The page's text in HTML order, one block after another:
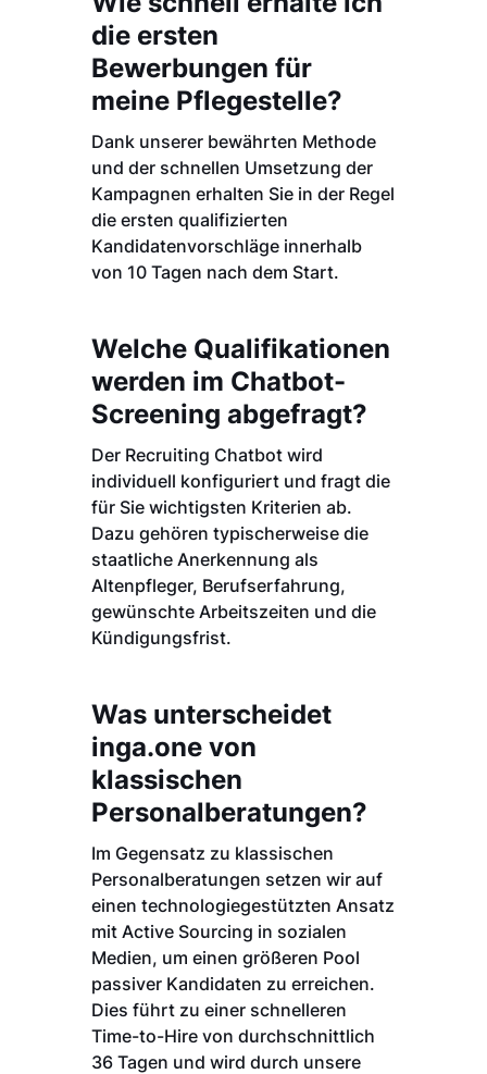
die ersten
Bewerbungen für
meine Pflegestelle?
Dank unserer bewährten Methode
und der schnellen Umsetzung der
Kampagnen erhalten Sie in der Regel
die ersten qualifizierten
Kandidatenvorschläge innerhalb
von 10 Tagen nach dem Start.
Welche Qualifikationen
werden im Chatbot-
Screening abgefragt?
Der Recruiting Chatbot wird
individuell konfiguriert und fragt die
für Sie wichtigsten Kriterien ab.
Dazu gehören typischerweise die
staatliche Anerkennung als
Altenpfleger, Berufserfahrung,
gewünschte Arbeitszeiten und die
Kündigungsfrist.
Was unterscheidet
inga.one von
klassischen
Personalberatungen?
Im Gegensatz zu klassischen
Personalberatungen setzen wir auf
einen technologiegestützten Ansatz
mit Active Sourcing in sozialen
Medien, um einen größeren Pool
passiver Kandidaten zu erreichen.
Dies führt zu einer schnelleren
Time-to-Hire von durchschnittlich
36 Tagen und wird durch unsere